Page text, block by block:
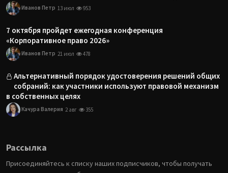
Иванов Петр 13 июл 953
7 октября пройдет ежегодная конференция
«Корпоративное право 2026»
Иванов Петр 21 июл 478
Альтернативный порядок удостоверения решений общих
собраний: как участники используют правовой механизм
в собственных целях
Качура Валерия 2 авг 355
Рассылка
Присоединяйтесь к списку наших подписчиков, чтобы получать